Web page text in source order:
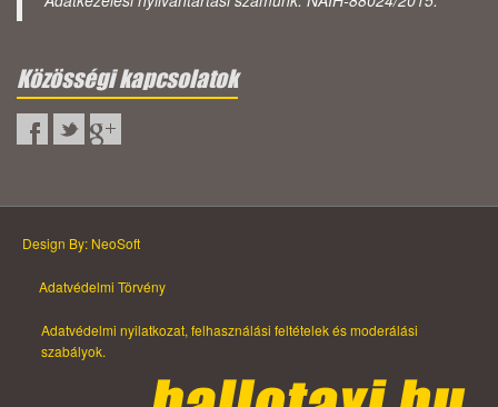
Közösségi kapcsolatok
Design By: NeoSoft
Adatvédelmi Törvény
Adatvédelmi nyilatkozat, felhasználási feltételek és moderálási
szabályok.